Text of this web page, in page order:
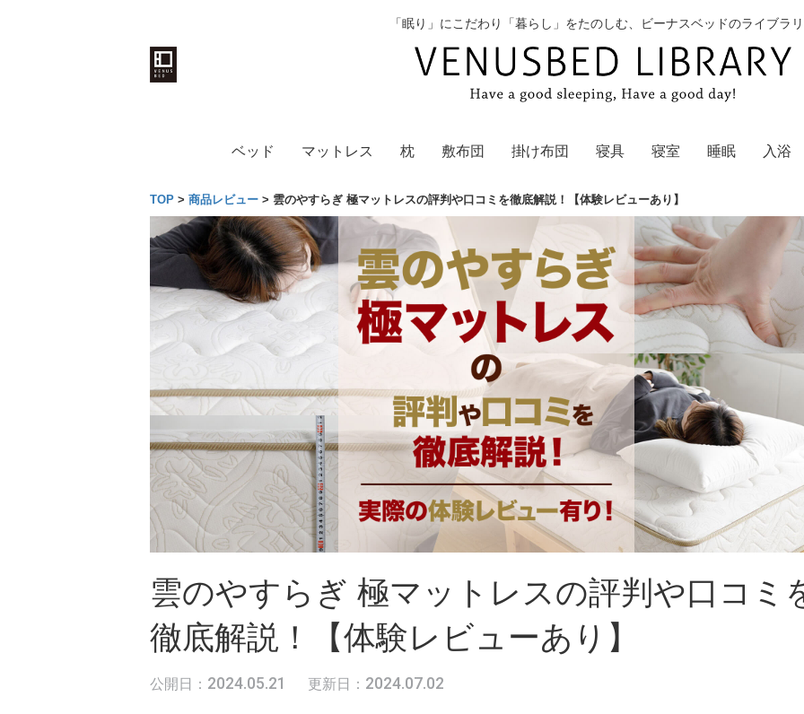
「眠り」にこだわり「暮らし」をたのしむ、ビーナスベッドのライブラ
ベッド マットレス 枕 敷布団 掛け布団 寝具 寝室 睡眠 入浴
TOP > 商品レビュー > 雲のやすらぎ 極マットレスの評判や口コミを徹底解説！【体験レビューあり】
雲のやすらぎ 極マットレスの評判や口コミ
徹底解説！【体験レビューあり】
公開日： 2024.05.21 更新日： 2024.07.02